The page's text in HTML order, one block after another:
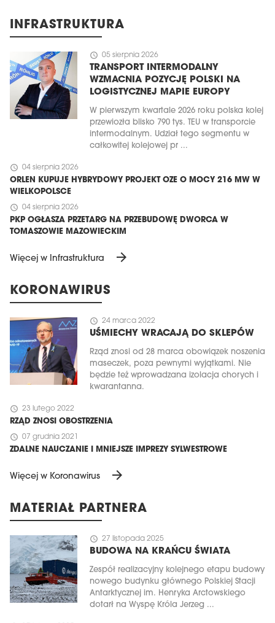
INFRASTRUKTURA
schedule 05 sierpnia 2026
TRANSPORT INTERMODALNY
WZMACNIA POZYCJĘ POLSKI NA
LOGISTYCZNEJ MAPIE EUROPY
W pierwszym kwartale 2026 roku polska kolej
przewiozła blisko 790 tys. TEU w transporcie
intermodalnym. Udział tego segmentu w
całkowitej kolejowej pr ...
schedule 04 sierpnia 2026
ORLEN KUPUJE HYBRYDOWY PROJEKT OZE O MOCY 216 MW W
WIELKOPOLSCE
schedule 04 sierpnia 2026
PKP OGŁASZA PRZETARG NA PRZEBUDOWĘ DWORCA W
TOMASZOWIE MAZOWIECKIM
Więcej w Infrastruktura arrow_forward
KORONAWIRUS
schedule 24 marca 2022
UŚMIECHY WRACAJĄ DO SKLEPÓW
Rząd znosi od 28 marca obowiązek noszenia
maseczek, poza pewnymi wyjątkami. Nie
będzie też wprowadzana izolacja chorych i
kwarantanna.
schedule 23 lutego 2022
RZĄD ZNOSI OBOSTRZENIA
schedule 07 grudnia 2021
ZDALNE NAUCZANIE I MNIEJSZE IMPREZY SYLWESTROWE
Więcej w Koronawirus arrow_forward
MATERIAŁ PARTNERA
schedule 27 listopada 2025
BUDOWA NA KRAŃCU ŚWIATA
Zespół realizacyjny kolejnego etapu budowy
nowego budynku głównego Polskiej Stacji
Antarktycznej im. Henryka Arctowskiego
dotarł na Wyspę Króla Jerzeg ...